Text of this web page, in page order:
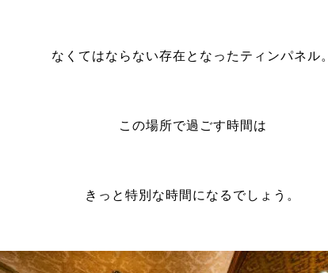
なくてはならない存在となったティンパネル。
この場所で過ごす時間は
きっと特別な時間になるでしょう。